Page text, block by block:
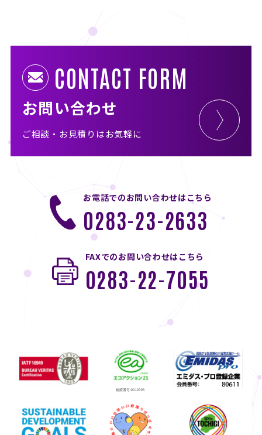
CONTACT FORM
お問い合わせ
ご相談・お見積りはお気軽に
お電話でのお問い合わせはこちら
0283-23-2633
FAXでのお問い合わせはこちら
0283-22-7055